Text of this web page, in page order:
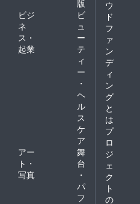
版
ビジ
ネ
ス・
起業
ビ
ュ
ー
テ
ィ
ー
・
ヘ
ル
ス
ケ
ア
アー
ト・
写真
舞
台
・
パ
フ
ウ
ド
フ
ァ
ン
デ
ィ
ン
グ
と
は
プ
ロ
ジ
ェ
ク
ト
の